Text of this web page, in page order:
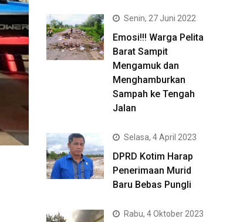
Senin, 27 Juni 2022
Emosi!!! Warga Pelita
Barat Sampit
Mengamuk dan
Menghamburkan
Sampah ke Tengah
Jalan
Selasa, 4 April 2023
DPRD Kotim Harap
Penerimaan Murid
Baru Bebas Pungli
Rabu, 4 Oktober 2023